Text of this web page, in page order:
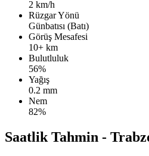
2 km/h
Rüzgar Yönü
Günbatısı (Batı)
Görüş Mesafesi
10+ km
Bulutluluk
56%
Yağış
0.2 mm
Nem
82%
Saatlik Tahmin -